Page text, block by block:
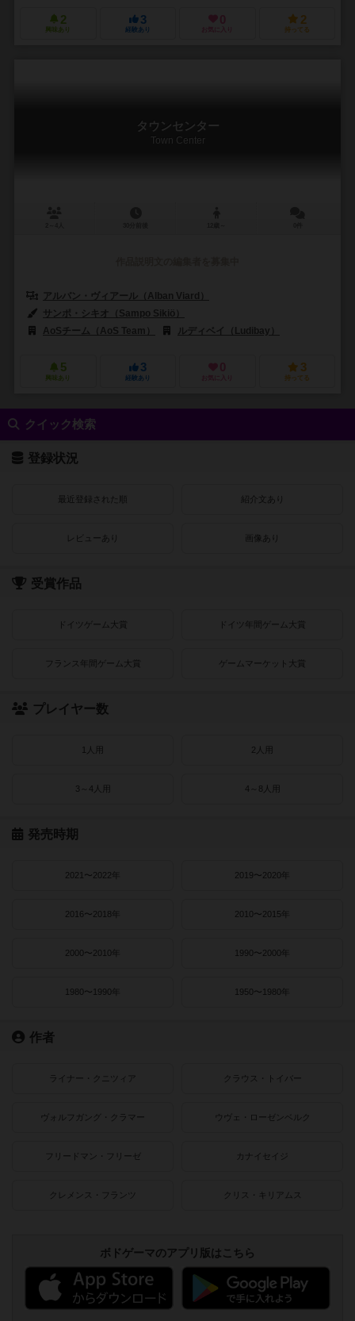
2
興味あり
3
経験あり
0
お気に入り
2
持ってる
タウンセンター
Town Center
アルバン・ヴィアール（Alban Viard）
サンポ・シキオ（Sampo Sikiö）
AoSチーム（AoS Team）
ルディベイ（Ludibay）
5
興味あり
3
経験あり
0
お気に入り
3
持ってる
クイック検索
登録状況
最近登録された順 紹介文あり
レビューあり 画像あり
受賞作品
ドイツゲーム大賞 ドイツ年間ゲーム大賞
フランス年間ゲーム大賞 ゲームマーケット大賞
プレイヤー数
1人用 2人用
3～4人用 4～8人用
発売時期
2021〜2022年 2019〜2020年
2016〜2018年 2010〜2015年
2000〜2010年 1990〜2000年
1980〜1990年 1950〜1980年
作者
ライナー・クニツィア クラウス・トイバー
ヴォルフガング・クラマー ウヴェ・ローゼンベルク
フリードマン・フリーゼ カナイセイジ
クレメンス・フランツ クリス・キリアムス
ボドゲーマのアプリ版はこちら